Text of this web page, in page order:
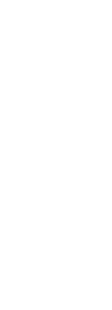
https://
mil-pisos-
Fue en julio
licencias
encuentra
el proceso
propietarios
Una vez que
presentar
con previo
dado por